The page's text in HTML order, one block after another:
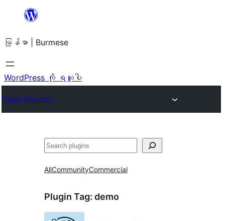
အကြောင်းအရာ
ကျော်သွား
ရန်
မြန်မာ | Burmese
WordPress ကို ရယူပါ
Plugin Directory
ရှာ
AllCommunityCommercial
Plugin Tag: demo